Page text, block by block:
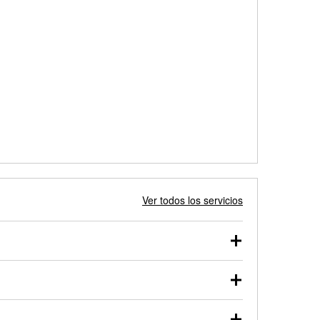
Ver todos los servicios
probarse dentro o fuera del vehículo y cargarse en
de nuestros profesionales te ayudará a encontrar